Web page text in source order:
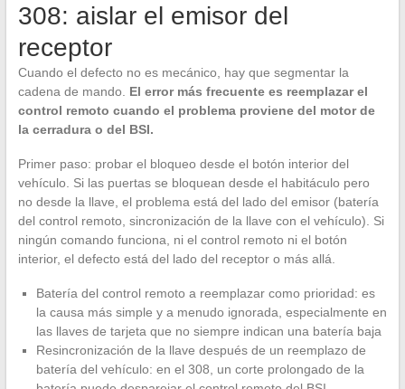
308: aislar el emisor del
receptor
Cuando el defecto no es mecánico, hay que segmentar la
cadena de mando. El error más frecuente es reemplazar el
control remoto cuando el problema proviene del motor de
la cerradura o del BSI.
Primer paso: probar el bloqueo desde el botón interior del
vehículo. Si las puertas se bloquean desde el habitáculo pero
no desde la llave, el problema está del lado del emisor (batería
del control remoto, sincronización de la llave con el vehículo). Si
ningún comando funciona, ni el control remoto ni el botón
interior, el defecto está del lado del receptor o más allá.
Batería del control remoto a reemplazar como prioridad: es
la causa más simple y a menudo ignorada, especialmente en
las llaves de tarjeta que no siempre indican una batería baja
Resincronización de la llave después de un reemplazo de
batería del vehículo: en el 308, un corte prolongado de la